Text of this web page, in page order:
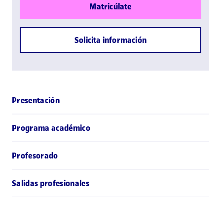
Matricúlate
Solicita información
Presentación
Programa académico
Profesorado
Salidas profesionales